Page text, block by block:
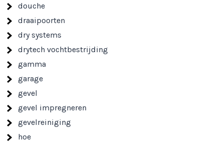
douche
draaipoorten
dry systems
drytech vochtbestrijding
gamma
garage
gevel
gevel impregneren
gevelreiniging
hoe